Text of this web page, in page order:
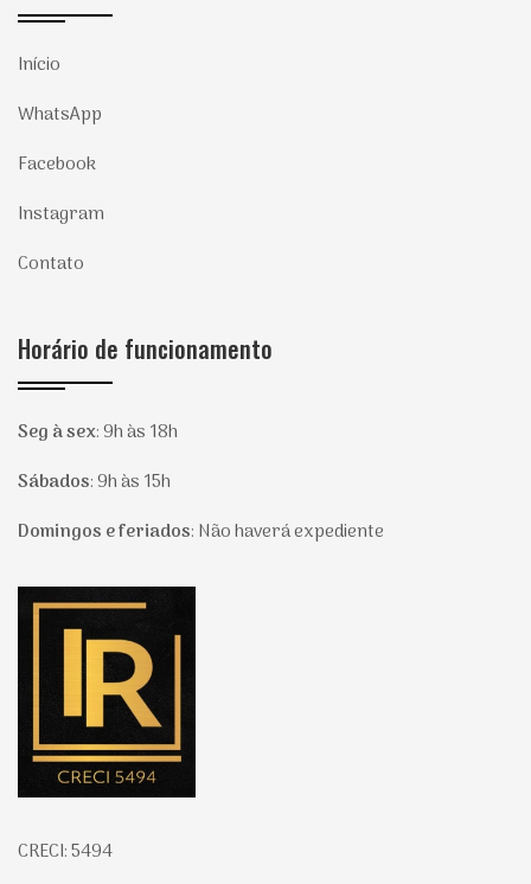
Início
WhatsApp
Facebook
Instagram
Contato
Horário de funcionamento
Seg à sex:9h às 18h
Sábados:9h às 15h
Domingos e feriados: Não haverá expediente
Página inicial
CRECI: 5494